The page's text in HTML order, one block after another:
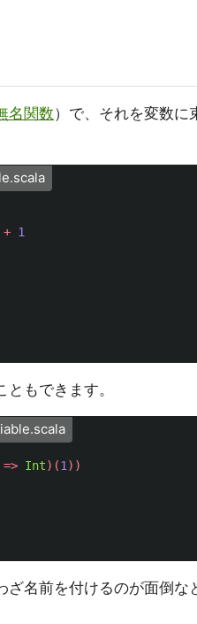
名関数）で、それを変数に
+ 1
もできます。
=> Int)(1 ))
名前を付けるのが面倒な